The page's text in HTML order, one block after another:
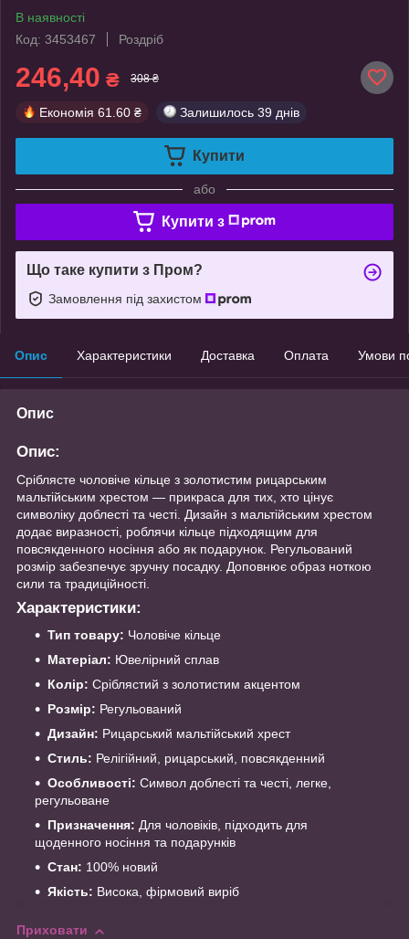
В наявності
Код: 3453467
Роздріб
246,40 ₴ 308 ₴
Економія 61.60 ₴ Залишилось 39 днів
Купити
або
Купити з
Що таке купити з Пром?
Замовлення під захистом
Опис Характеристики Доставка Оплата Умови
Опис
Опис:
Сріблясте чоловіче кільце з золотистим рицарським
мальтійським хрестом — прикраса для тих, хто цінує
символіку доблесті та честі. Дизайн з мальтійським хрестом
додає виразності, роблячи кільце підходящим для
повсякденного носіння або як подарунок. Регульований
розмір забезпечує зручну посадку. Доповнює образ ноткою
сили та традиційності.
Характеристики:
Тип товару: Чоловіче кільце
Матеріал: Ювелірний сплав
Колір: Сріблястий з золотистим акцентом
Розмір: Регульований
Дизайн: Рицарський мальтійський хрест
Стиль: Релігійний, рицарський, повсякденний
Особливості: Символ доблесті та честі, легке,
регульоване
Призначення: Для чоловіків, підходить для
щоденного носіння та подарунків
Стан: 100% новий
Якість: Висока, фірмовий виріб
Приховати